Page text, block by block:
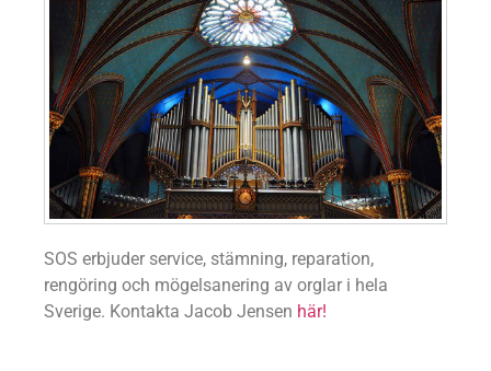
SOS erbjuder service, stämning, reparation,
rengöring och mögelsanering av orglar i hela
Sverige. Kontakta Jacob Jensen här!